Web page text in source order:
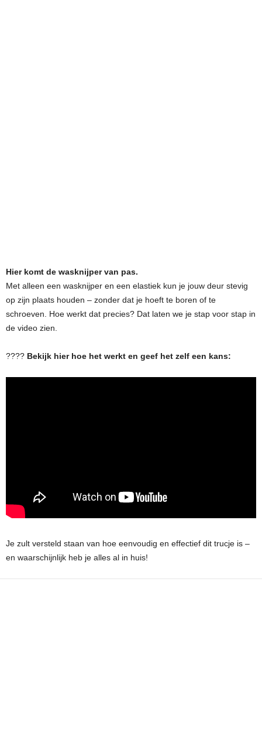
Hier komt de wasknijper van pas.
Met alleen een wasknijper en een elastiek kun je jouw deur stevig
op zijn plaats houden – zonder dat je hoeft te boren of te
schroeven. Hoe werkt dat precies? Dat laten we je stap voor stap in
de video zien.
???? Bekijk hier hoe het werkt en geef het zelf een kans:
Je zult versteld staan van hoe eenvoudig en effectief dit trucje is –
en waarschijnlijk heb je alles al in huis!